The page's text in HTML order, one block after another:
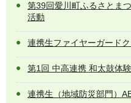
第39回愛川町ふるさとま
活動
連携生ファイヤーガード
第1回 中高連携 和太鼓体
連携生（地域防災部門）